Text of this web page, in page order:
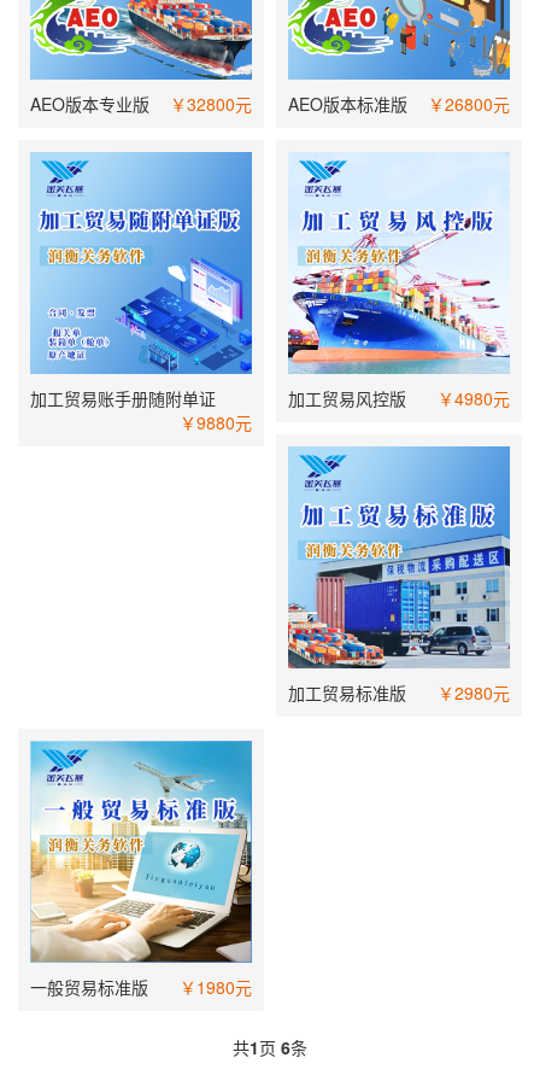
AEO版本专业版 ￥32800元 AEO版本标准版 ￥26800元
加工贸易账手册随附单证
￥9880元
加工贸易风控版 ￥4980元
加工贸易标准版 ￥2980元
一般贸易标准版 ￥1980元
共1页 6条